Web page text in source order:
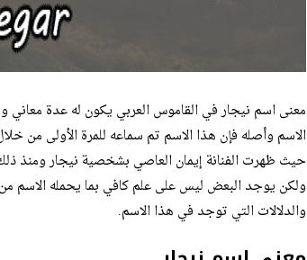
معنى اسم نيجار في القاموس العربي يكون له عدة
الاسم وأصله فإن هذا الاسم تم سماعه للمرة الأولى من
حيث ظهرت الفنانة إيمان العاصي بشخصية نيجار ومنذ
ولكن يوجد البعض ليس على علم كافي بما يحمله الاسم
والدلالات التي توجد في هذا الاسم.